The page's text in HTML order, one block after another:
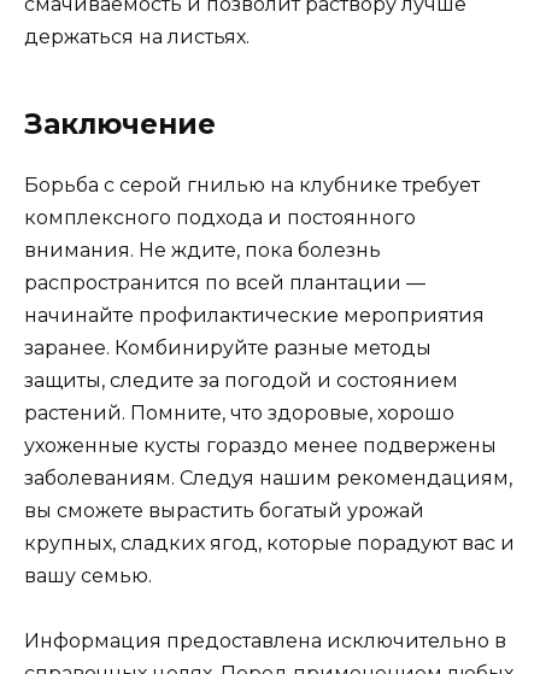
держаться на листьях.
Заключение
Борьба с серой гнилью на клубнике требует
комплексного подхода и постоянного
внимания. Не ждите, пока болезнь
распространится по всей плантации —
начинайте профилактические мероприятия
заранее. Комбинируйте разные методы
защиты, следите за погодой и состоянием
растений. Помните, что здоровые, хорошо
ухоженные кусты гораздо менее подвержены
заболеваниям. Следуя нашим рекомендациям,
вы сможете вырастить богатый урожай
крупных, сладких ягод, которые порадуют вас и
вашу семью.
Информация предоставлена исключительно в